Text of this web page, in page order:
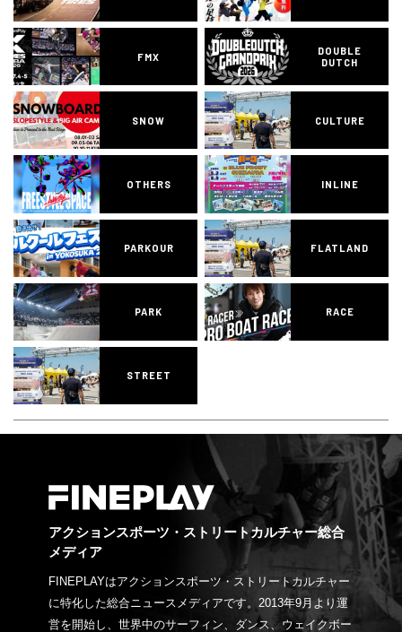
FMX
DOUBLE
DUTCH
SNOW CULTURE
OTHERS INLINE
PARKOUR FLATLAND
PARK RACE
STREET
アクションスポーツ・ストリートカルチャー総合
メディア
FINEPLAYはアクションスポーツ・ストリートカルチャー
に特化した総合ニュースメディアです。2013年9月より運
営を開始し、世界中のサーフィン、ダンス、ウェイクボー